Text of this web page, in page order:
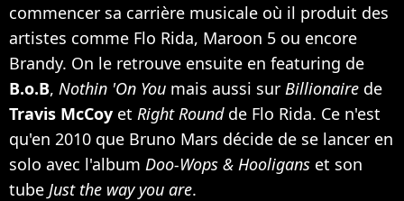
commencer sa carrière musicale où il produit des
artistes comme Flo Rida, Maroon 5 ou encore
Brandy. On le retrouve ensuite en featuring de
B.o.B, Nothin 'On You mais aussi sur Billionaire de
Travis McCoy et Right Round de Flo Rida. Ce n'est
qu'en 2010 que Bruno Mars décide de se lancer en
solo avec l'album Doo-Wops & Hooligans et son
tube Just the way you are.